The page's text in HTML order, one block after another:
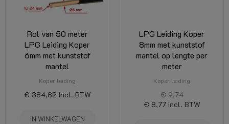
Rol van 50 meter
LPG Leiding Koper
6mm met kunststof
mantel
Koper leiding
€ 384,82 Incl. BTW
IN WINKELWAGEN
LPG Leiding Koper
8mm met kunststof
mantel op lengte per
meter
Koper leiding
€ 9,74
€ 8,77 Incl. BTW